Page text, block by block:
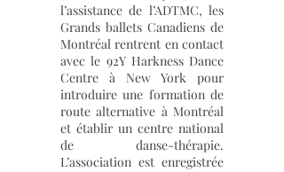
l’assistance de l’ADTMC, les
Grands ballets Canadiens de
Montréal rentrent en contact
avec le 92Y Harkness Dance
Centre à New York pour
introduire une formation de
route alternative à Montréal
et établir un centre national
de danse-thérapie.
L’association est enregistrée